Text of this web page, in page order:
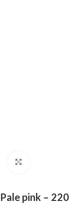
Pale pink – 220